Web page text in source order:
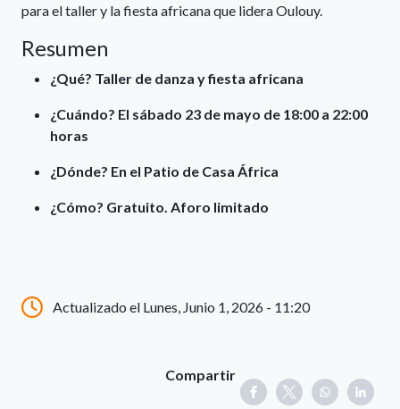
para el taller y la fiesta africana que lidera Oulouy.
Resumen
¿Qué? Taller de danza y fiesta africana
¿Cuándo? El sábado 23 de mayo de 18:00 a 22:00
horas
¿Dónde? En el Patio de Casa África
¿Cómo? Gratuito. Aforo limitado
Actualizado el Lunes, Junio 1, 2026 - 11:20
Compartir